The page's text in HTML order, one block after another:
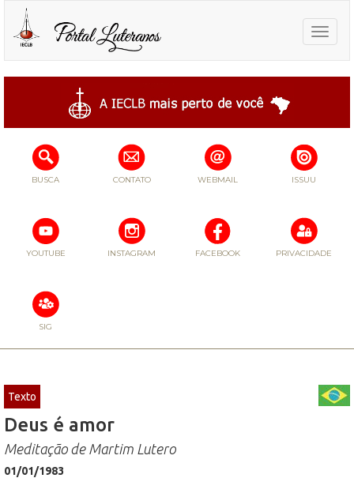
Toggle
BUSCA CONTATO WEBMAIL ISSUU
YOUTUBE INSTAGRAM FACEBOOK PRIVACIDADE
SIG
Texto
Deus é amor
Meditação de Martim Lutero
01/01/1983